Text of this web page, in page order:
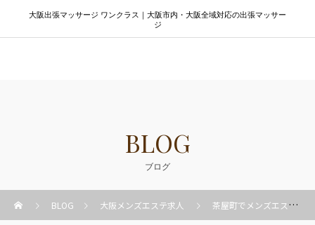
大阪出張マッサージ ワンクラス｜大阪市内・大阪全域対応の出張マッサー
ジ
BLOG
ブログ
BLOG 大阪メンズエステ求人 茶屋町でメンズエステ求人を探す前に確認したい働き方ガイド